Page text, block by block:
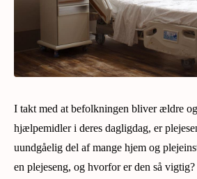
I takt med at befolkningen bliver ældre
hjælpemidler i deres dagligdag, er
uundgåelig del af mange hjem og
en plejeseng, og hvorfor er den så